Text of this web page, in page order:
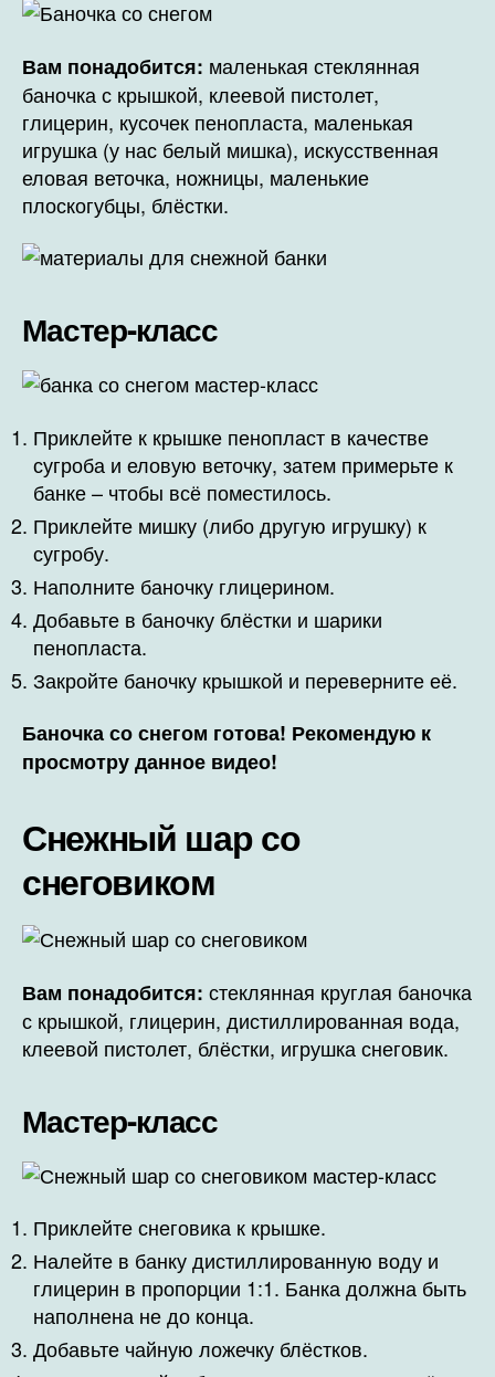
Вам понадобится: маленькая стеклянная
баночка с крышкой, клеевой пистолет,
глицерин, кусочек пенопласта, маленькая
игрушка (у нас белый мишка), искусственная
еловая веточка, ножницы, маленькие
плоскогубцы, блёстки.
Мастер-класс
Приклейте к крышке пенопласт в качестве
сугроба и еловую веточку, затем примерьте к
банке – чтобы всё поместилось.
Приклейте мишку (либо другую игрушку) к
сугробу.
Наполните баночку глицерином.
Добавьте в баночку блёстки и шарики
пенопласта.
Закройте баночку крышкой и переверните её.
Баночка со снегом готова! Рекомендую к
просмотру данное видео!
Снежный шар со
снеговиком
Вам понадобится: стеклянная круглая баночка
с крышкой, глицерин, дистиллированная вода,
клеевой пистолет, блёстки, игрушка снеговик.
Мастер-класс
Приклейте снеговика к крышке.
Налейте в банку дистиллированную воду и
глицерин в пропорции 1:1. Банка должна быть
наполнена не до конца.
Добавьте чайную ложечку блёстков.